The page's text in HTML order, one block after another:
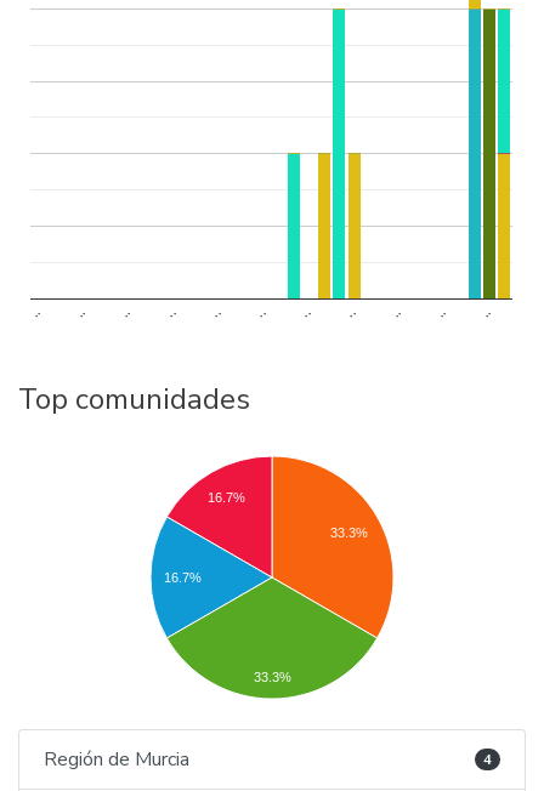
.. .. .. .. .. .. .. .. .. .. ..
Top comunidades
33.3%
16.7%
16.7%
33.3%
Región de Murcia 4